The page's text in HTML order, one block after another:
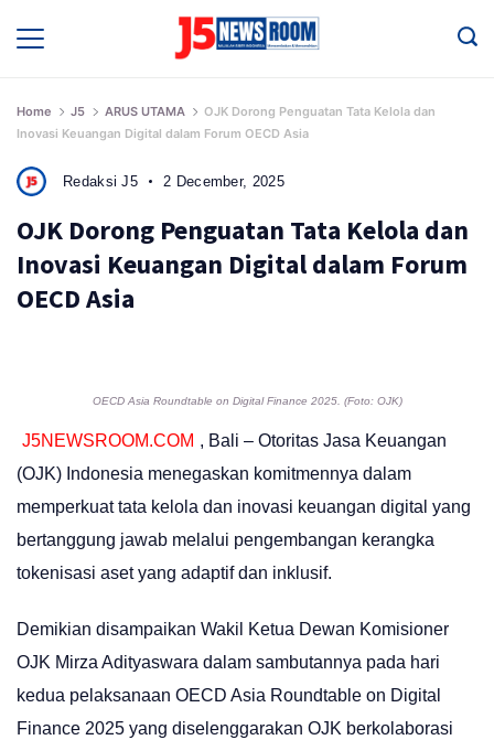
Home J5 ARUS UTAMA
OJK Dorong Penguatan Tata Kelola dan
Inovasi Keuangan Digital dalam Forum OECD Asia
Redaksi J5 2 December, 2025
OJK Dorong Penguatan Tata Kelola dan
Inovasi Keuangan Digital dalam Forum
OECD Asia
OECD Asia Roundtable on Digital Finance 2025. (Foto: OJK)
J5NEWSROOM.COM , Bali – Otoritas Jasa Keuangan
(OJK) Indonesia menegaskan komitmennya dalam
memperkuat tata kelola dan inovasi keuangan digital yang
bertanggung jawab melalui pengembangan kerangka
tokenisasi aset yang adaptif dan inklusif.
Demikian disampaikan Wakil Ketua Dewan Komisioner
OJK Mirza Adityaswara dalam sambutannya pada hari
kedua pelaksanaan OECD Asia Roundtable on Digital
Finance 2025 yang diselenggarakan OJK berkolaborasi